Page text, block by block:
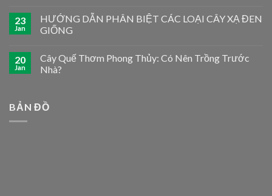
23
Jan
HƯỚNG DẪN PHÂN BIỆT CÁC LOẠI CÂY XẠ ĐEN
GIỐNG
20
Jan
Cây Quế Thơm Phong Thủy: Có Nên Trồng Trước
Nhà?
BẢN ĐỒ